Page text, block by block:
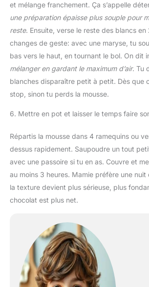
et mélange franchement. Ça s’appelle
une préparation épaisse plus souple pour
reste. Ensuite, verse le reste des blancs
changes de geste: avec une maryse, tu
bas vers le haut, en tournant le bol. On dit
mélanger en gardant le maximum d’air. Tu
blanches disparaître petit à petit. Dès que
stop, sinon tu perds la mousse.
6. Mettre en pot et laisser le temps faire
Répartis la mousse dans 4 ramequins ou
dessus rapidement. Saupoudre un tout
avec une passoire si tu en as. Couvre et
au moins 3 heures. Mamie préfère une
la texture devient plus sérieuse, plus
chocolat est plus net.